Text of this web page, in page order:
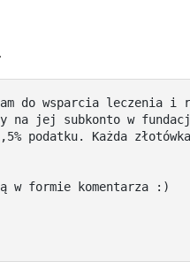
.
do wsparcia leczenia
podatku. Każda
formie komentarza :)